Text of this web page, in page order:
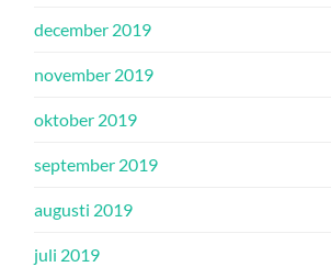
december 2019
november 2019
oktober 2019
september 2019
augusti 2019
juli 2019